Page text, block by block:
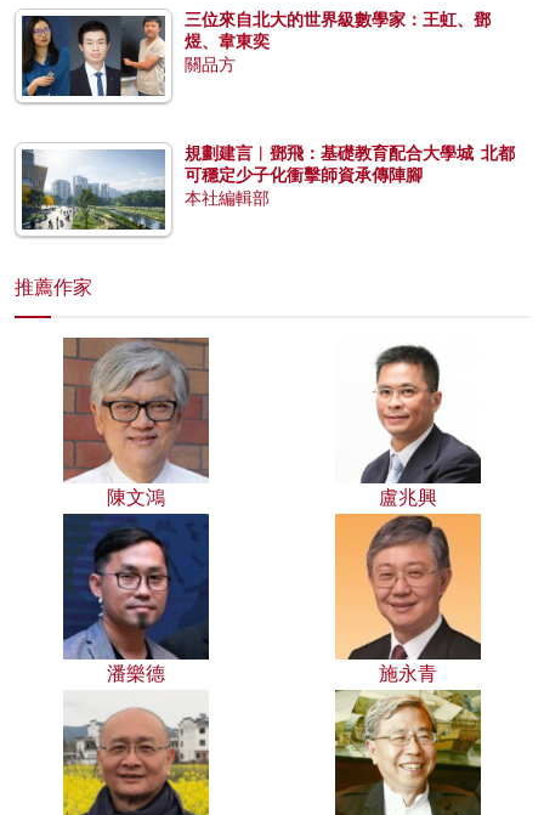
三位來自北大的世界級數學家：王虹、鄧
煜、韋東奕
關品方
規劃建言︱鄧飛：基礎教育配合大學城 北都
可穩定少子化衝擊師資承傳陣腳
本社編輯部
推薦作家
陳文鴻 盧兆興
潘樂德 施永青